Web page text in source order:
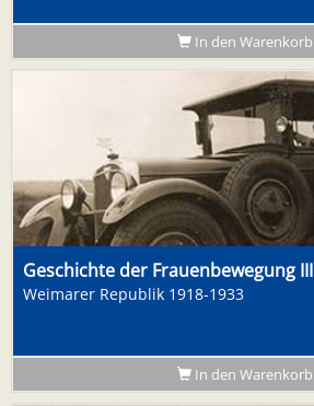
In den Warenkorb
Geschichte der Frauenbewegung III
Weimarer Republik 1918-1933
In den Warenkorb